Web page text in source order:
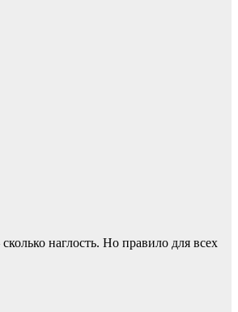
наглость. Но прaвило для всех